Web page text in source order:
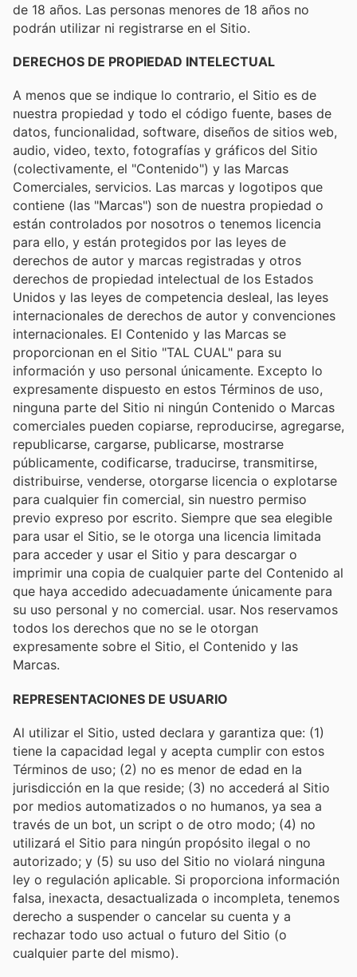
de 18 años. Las personas menores de 18 años no
podrán utilizar ni registrarse en el Sitio.
DERECHOS DE PROPIEDAD INTELECTUAL
A menos que se indique lo contrario, el Sitio es de
nuestra propiedad y todo el código fuente, bases de
datos, funcionalidad, software, diseños de sitios web,
audio, video, texto, fotografías y gráficos del Sitio
(colectivamente, el "Contenido") y las Marcas
Comerciales, servicios. Las marcas y logotipos que
contiene (las "Marcas") son de nuestra propiedad o
están controlados por nosotros o tenemos licencia
para ello, y están protegidos por las leyes de
derechos de autor y marcas registradas y otros
derechos de propiedad intelectual de los Estados
Unidos y las leyes de competencia desleal, las leyes
internacionales de derechos de autor y convenciones
internacionales. El Contenido y las Marcas se
proporcionan en el Sitio "TAL CUAL" para su
información y uso personal únicamente. Excepto lo
expresamente dispuesto en estos Términos de uso,
ninguna parte del Sitio ni ningún Contenido o Marcas
comerciales pueden copiarse, reproducirse, agregarse,
republicarse, cargarse, publicarse, mostrarse
públicamente, codificarse, traducirse, transmitirse,
distribuirse, venderse, otorgarse licencia o explotarse
para cualquier fin comercial, sin nuestro permiso
previo expreso por escrito. Siempre que sea elegible
para usar el Sitio, se le otorga una licencia limitada
para acceder y usar el Sitio y para descargar o
imprimir una copia de cualquier parte del Contenido al
que haya accedido adecuadamente únicamente para
su uso personal y no comercial. usar. Nos reservamos
todos los derechos que no se le otorgan
expresamente sobre el Sitio, el Contenido y las
Marcas.
REPRESENTACIONES DE USUARIO
Al utilizar el Sitio, usted declara y garantiza que: (1)
tiene la capacidad legal y acepta cumplir con estos
Términos de uso; (2) no es menor de edad en la
jurisdicción en la que reside; (3) no accederá al Sitio
por medios automatizados o no humanos, ya sea a
través de un bot, un script o de otro modo; (4) no
utilizará el Sitio para ningún propósito ilegal o no
autorizado; y (5) su uso del Sitio no violará ninguna
ley o regulación aplicable. Si proporciona información
falsa, inexacta, desactualizada o incompleta, tenemos
derecho a suspender o cancelar su cuenta y a
rechazar todo uso actual o futuro del Sitio (o
cualquier parte del mismo).